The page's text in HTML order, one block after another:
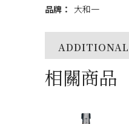
酎
－
夢
(減
品牌： 大和一
相關商品